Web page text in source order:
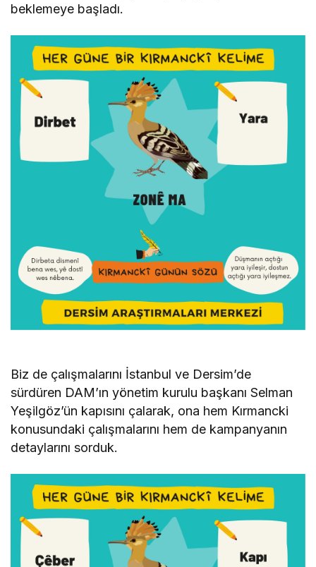
beklemeye başladı.
Biz de çalışmalarını İstanbul ve Dersim’de
sürdüren DAM’ın yönetim kurulu başkanı Selman
Yeşilgöz’ün kapısını çalarak, ona hem Kırmancki
konusundaki çalışmalarını hem de kampanyanın
detaylarını sorduk.